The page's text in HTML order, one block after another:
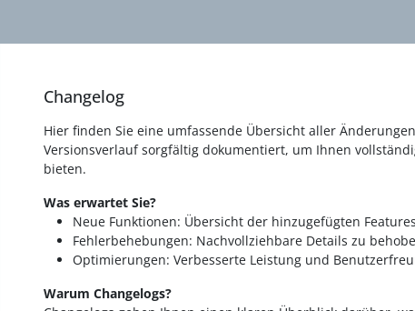
Changelog
Hier finden Sie eine umfassende Übersicht aller
Versionsverlauf sorgfältig dokumentiert, um Ihnen
bieten.
Was erwartet Sie?
Neue Funktionen: Übersicht der hinzugefügten
Fehlerbehebungen: Nachvollziehbare Details zu
Optimierungen: Verbesserte Leistung und
Warum Changelogs?